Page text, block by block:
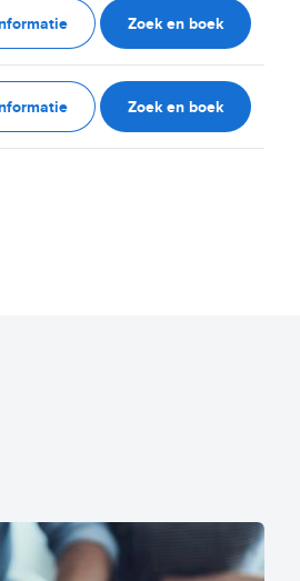
Zoek en boek
Zoek en boek